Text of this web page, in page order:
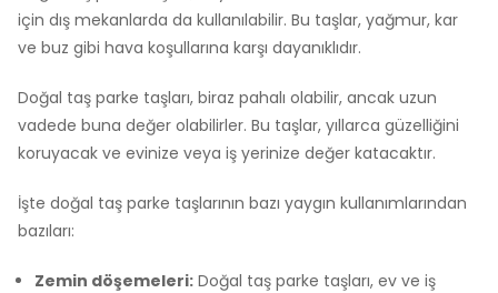
için dış mekanlarda da kullanılabilir. Bu taşlar, yağmur, kar
ve buz gibi hava koşullarına karşı dayanıklıdır.
Doğal taş parke taşları, biraz pahalı olabilir, ancak uzun
vadede buna değer olabilirler. Bu taşlar, yıllarca güzelliğini
koruyacak ve evinize veya iş yerinize değer katacaktır.
İşte doğal taş parke taşlarının bazı yaygın kullanımlarından
bazıları:
Zemin döşemeleri: Doğal taş parke taşları, ev ve iş